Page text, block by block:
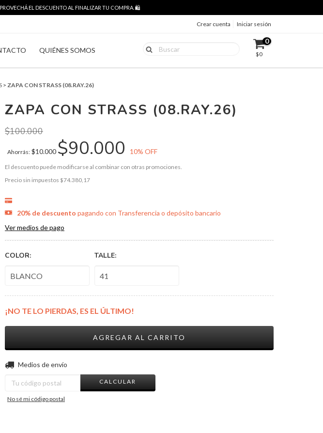
EL DESCUENTO AL FINALIZAR TU COMPRA. 🛍️
Crear cuenta Iniciar sesión
QUIÉNES SOMOS
0
$0
> ZAPA CON STRASS (08.RAY.26)
ZAPA CON STRASS (08.RAY.26)
$100.000
Ahorrás: $10.000 $90.000 10% OFF
El descuento puede modificarse al combinar con otras promociones.
Precio sin impuestos $74.380,17
20% de descuento pagando con Transferencia o depósito bancario
Ver medios de pago
COLOR: TALLE:
¡NO TE LO PIERDAS, ES EL ÚLTIMO!
Entregas para el CP:
Medios de envío
CALCULAR
No sé mi código postal